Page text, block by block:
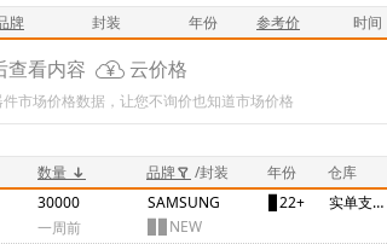
牌 封装 年份 参考价 时间
查看内容 云价格
市场价格数据，让您不询价也知道市场价格
数量 品牌 /封装 年份 仓库
30000
一周前
SAMSUNG
▊▊NEW
▊22+ 实单支持最低价